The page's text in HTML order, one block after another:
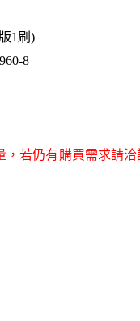
1刷)
8
若仍有購買需求請洽